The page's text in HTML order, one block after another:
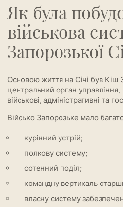
Як була
військова
Запорозької
Основою життя на Січі був Кіш
центральний орган управління,
військові, адміністративні та
Військо Запорозьке мало
курінний устрій;
полкову систему;
сотенний поділ;
командну вертикаль
власну систему